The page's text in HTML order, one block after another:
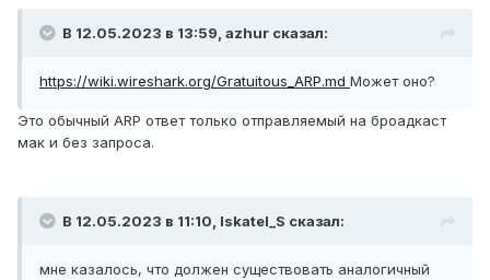
В 12.05.2023 в 13:59, azhur сказал:
https://wiki.wireshark.org/Gratuitous_ARP.md Может оно?
Это обычный ARP ответ только отправляемый на броадкаст
мак и без запроса.
В 12.05.2023 в 11:10, Iskatel_S сказал:
мне казалось, что должен существовать аналогичный